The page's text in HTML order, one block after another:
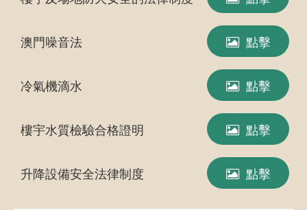
澳門噪音法 點擊
冷氣機滴水 點擊
樓宇水質檢驗合格證明 點擊
升降設備安全法律制度 點擊